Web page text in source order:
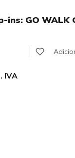
ins: GO WALK
do cliente
IVA